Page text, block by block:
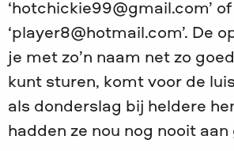
‘hotchickie99@gmail.com’ of
‘player8@hotmail.com’. De
je met zo’n naam net zo
kunt sturen, komt voor de
als donderslag bij heldere
hadden ze nou nog nooit